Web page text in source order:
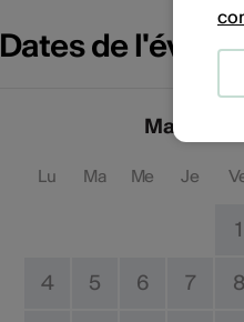
Dates de
Mai 2026
Lu Ma Me Je
1
4 5 6 7 8